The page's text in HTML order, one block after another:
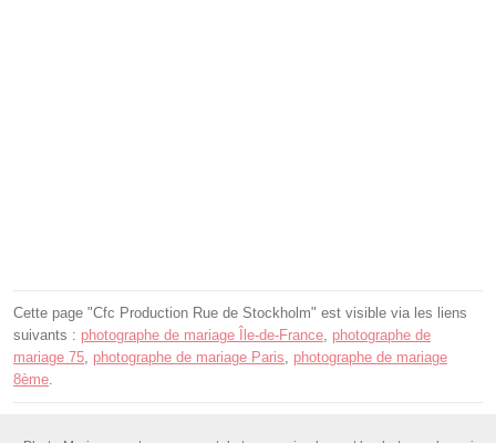
Cette page "Cfc Production Rue de Stockholm" est visible via les liens
suivants : photographe de mariage Île-de-France photographe de
mariage 75 photographe de mariage Paris
photographe de mariage
8ème